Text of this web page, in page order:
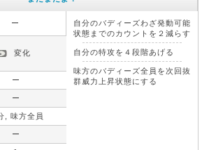
ー
自分のバディーズわざ発動可能
状態までのカウントを２減らす
自分の特攻を４段階あげる
味方のバディーズ全員を次回抜
群威力上昇状態にする
変化
ー
ー
, 味方全員
ー